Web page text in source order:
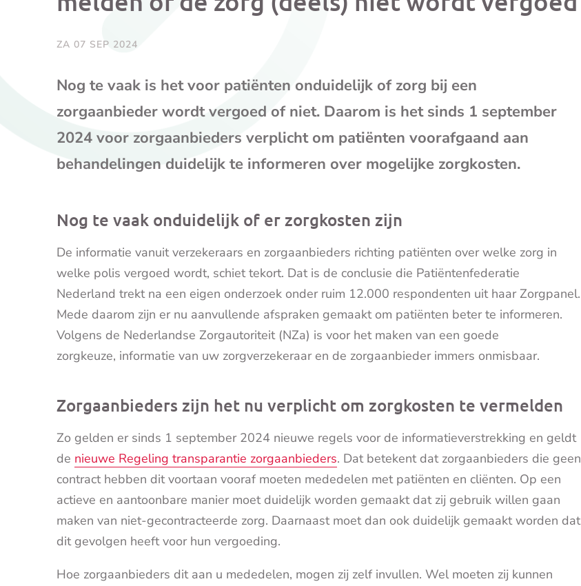
ZA 07 SEP 2024
Nog te vaak is het voor patiënten onduidelijk of zorg bij een
zorgaanbieder wordt vergoed of niet. Daarom is het sinds 1 september
2024 voor zorgaanbieders verplicht om patiënten voorafgaand aan
behandelingen duidelijk te informeren over mogelijke zorgkosten.
Nog te vaak onduidelijk of er zorgkosten zijn
De informatie vanuit verzekeraars en zorgaanbieders richting patiënten over welke zorg in
welke polis vergoed wordt, schiet tekort. Dat is de conclusie die Patiëntenfederatie
Nederland trekt na een eigen onderzoek onder ruim 12.000 respondenten uit haar Zorgpanel.
Mede daarom zijn er nu aanvullende afspraken gemaakt om patiënten beter te informeren.
Volgens de Nederlandse Zorgautoriteit (NZa) is voor het maken van een goede
zorgkeuze, informatie van uw zorgverzekeraar en de zorgaanbieder immers onmisbaar.
Zorgaanbieders zijn het nu verplicht om zorgkosten te vermelden
Zo gelden er sinds 1 september 2024 nieuwe regels voor de informatieverstrekking en geldt
de nieuwe Regeling transparantie zorgaanbieders. Dat betekent dat zorgaanbieders die geen
contract hebben dit voortaan vooraf moeten mededelen met patiënten en cliënten. Op een
actieve en aantoonbare manier moet duidelijk worden gemaakt dat zij gebruik willen gaan
maken van niet-gecontracteerde zorg. Daarnaast moet dan ook duidelijk gemaakt worden dat
dit gevolgen heeft voor hun vergoeding.
Hoe zorgaanbieders dit aan u mededelen, mogen zij zelf invullen. Wel moeten zij kunnen